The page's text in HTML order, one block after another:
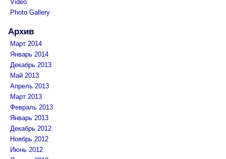
Video
Photo Gallery
Архив
Март 2014
Январь 2014
Декабрь 2013
Май 2013
Апрель 2013
Март 2013
Февраль 2013
Январь 2013
Декабрь 2012
Ноябрь 2012
Июнь 2012